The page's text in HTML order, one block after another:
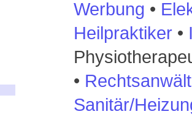
Werbung •
Heilpraktiker •
•
Sanitär/